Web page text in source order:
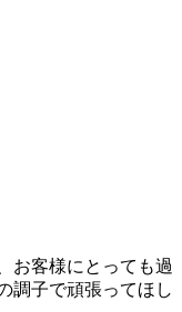
お客様にとっても過
調子で頑張ってほし